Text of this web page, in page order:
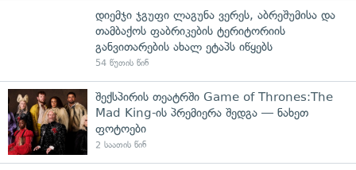
დიემჯი ჯგუფი ლაგუნა ვერეს, აბრეშუმისა და
თამბაქოს ფაბრიკების ტერიტორიის
განვითარების ახალ ეტაპს იწყებს
54 წუთის წინ
შექსპირის თეატრში Game of Thrones:The
Mad King-ის პრემიერა შედგა — ნახეთ
ფოტოები
2 საათის წინ